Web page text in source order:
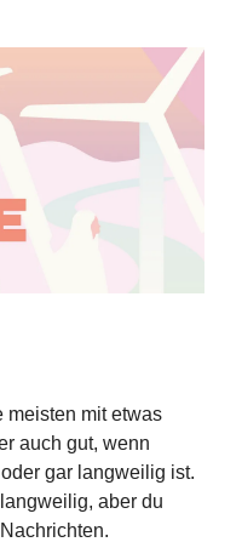
meisten mit etwas
auch gut, wenn
gar langweilig ist.
aber du